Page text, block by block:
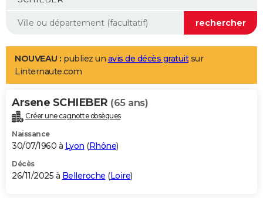
Mobiles
Meilleur smartphone
Internet
Ordinateurs
Jeux vidéo
Guide high-tech
Aménagement intérieur
LIFESTYLE
Art de vivre
Bien-être
Loisirs
Mode
Modes de vie
Alimentation
Guide de la santé
Maladies
Médicaments
Sommeil
VOYAGE
Destinations
City break
Voyage nature
Voyage de noces
Forum
Climat
+PHOTO
GUIDES D'ACHAT
BONS PLANS
NOUVEAU : publiez un avis de décès gratuitsur
Linternaute.com
Arsene SCHIEBER (65 ans)
Créer une cagnotte obsèques
Naissance
30/07/1960 à Lyon (Rhône)
Décès
26/11/2025 à Belleroche (Loire)